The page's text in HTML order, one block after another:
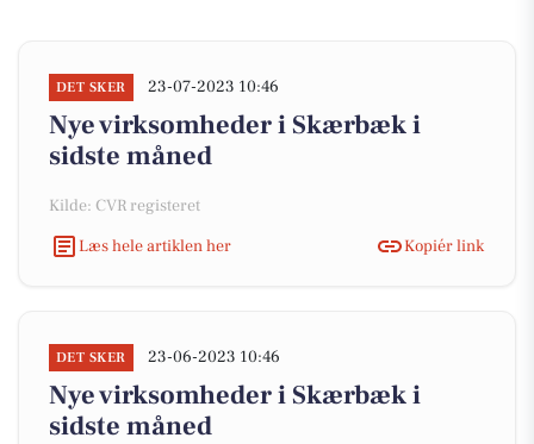
DET SKER 23-07-2023 10:46
Nye virksomheder i Skærbæk i
sidste måned
Kilde: CVR registeret
Læs hele artiklen her
Kopiér link
DET SKER 23-06-2023 10:46
Nye virksomheder i Skærbæk i
sidste måned